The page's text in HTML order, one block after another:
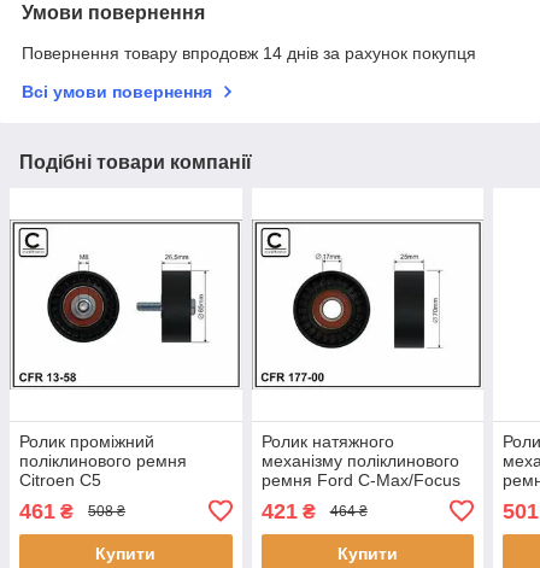
Умови повернення
Повернення товару впродовж 14 днів за рахунок покупця
Всі умови повернення
Подібні товари компанії
Ролик проміжний
поліклинового ремня
Citroen C5
Ulysse, Peugeot
406/407/SW/605/607/807,
Renault Clio
461 ₴ 508 ₴
Купити
Ролик натяжного
механізму поліклинового
ремня Ford C-Max/Focus
70x17x24 17700 CAFFARO
421₴ 464 ₴
Купити
501